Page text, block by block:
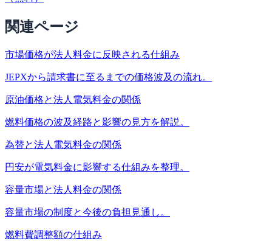
関連ページ
市場価格が法人料金に反映される仕組み
JEPXから請求書に至るまでの価格波及の流れ。
原油価格と法人電気料金の関係
燃料価格の波及経路と影響の見方を解説。
為替と法人電気料金の関係
円安が電気料金に影響する仕組みを整理。
容量市場と法人料金の関係
容量市場の制度と今後の負担見通し。
燃料費調整額の仕組み